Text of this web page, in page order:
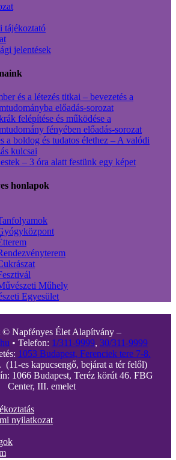
tájékoztató
jelentések
és a létezés titkai – bevezetés a
előadás-sorozat
felépítése és működése a
fényében előadás-sorozat
a boldog és tudatos élethez – A valódi
kulcsai
– 3 óra alatt festünk egy képet
honlapok
Műhely
Egyesület
Napfényes Élet Alapítvány –
• Telefon: 1/311-9999, 30/311-9999
1053 Budapest, Ferenciek tere 7-8.
(11-es kapucsengő, bejárat a tér felől)
1066 Budapest, Teréz körút 46. FBG
Center, III. emelet
nyilatkozat